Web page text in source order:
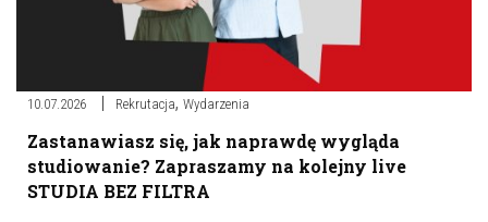
10.07.2026 Rekrutacja, Wydarzenia
Zastanawiasz się, jak naprawdę wygląda
studiowanie? Zapraszamy na kolejny live
STUDIA BEZ FILTRA